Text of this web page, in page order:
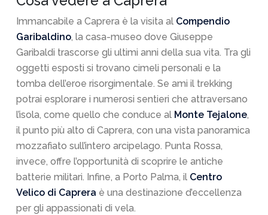
Immancabile a Caprera è la visita al Compendio
Garibaldino, la casa-museo dove Giuseppe
Garibaldi trascorse gli ultimi anni della sua vita. Tra gli
oggetti esposti si trovano cimeli personali e la
tomba dell’eroe risorgimentale. Se ami il trekking
potrai esplorare i numerosi sentieri che attraversano
l’isola, come quello che conduce al Monte Tejalone,
il punto più alto di Caprera, con una vista panoramica
mozzafiato sull’intero arcipelago. Punta Rossa,
invece, offre l’opportunità di scoprire le antiche
batterie militari. Infine, a Porto Palma, il Centro
Velico di Caprera è una destinazione d’eccellenza
per gli appassionati di vela.